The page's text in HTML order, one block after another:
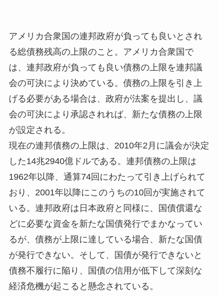
アメリカ合衆国の連邦政府が負っても良いとされ
る総債務残高の上限のこと。アメリカ合衆国で
は、連邦政府が負っても良い債務の上限を連邦議
会の可決により決めている。債務の上限を引き上
げる必要がある場合は、政府が法案を提出し、議
会の可決により承認されれば、新たな債務の上限
が設定される。
現在の連邦債務の上限は、2010年2月に議会が決定
した14兆2940億ドルである。連邦債務の上限は
1962年以降、通算74回にわたって引き上げられて
おり、2001年以降にこのうちの10回が実施されて
いる。連邦政府は日本政府と同様に、国債償還な
どに必要な資金を新たな国債発行でまかなってい
るが、債務が上限に達している場合、新たな国債
が発行できない。そして、国債が発行できないと
債務不履行に陥り、国債の信用が低下して深刻な
経済危機が起こると懸念されている。